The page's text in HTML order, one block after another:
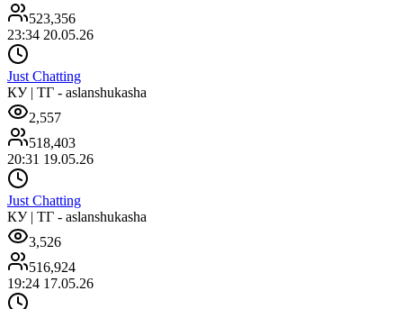
523,356
23:34 20.05.26
Just Chatting
КУ | ТГ - aslanshukasha
2,557
518,403
20:31 19.05.26
Just Chatting
КУ | ТГ - aslanshukasha
3,526
516,924
19:24 17.05.26